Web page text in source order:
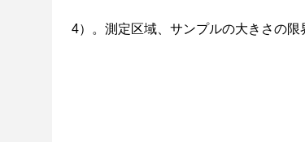
4）。測定区域、サンプルの大きさの限